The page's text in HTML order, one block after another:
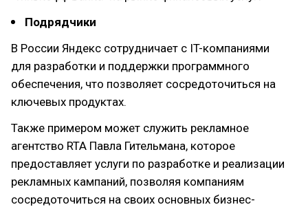
Подрядчики
В России Яндекс сотрудничает с IT-компаниями
для разработки и поддержки программного
обеспечения, что позволяет сосредоточиться на
ключевых продуктах.
Также примером может служить рекламное
агентство RTA Павла Гительмана, которое
предоставляет услуги по разработке и реализации
рекламных кампаний, позволяя компаниям
сосредоточиться на своих основных бизнес-